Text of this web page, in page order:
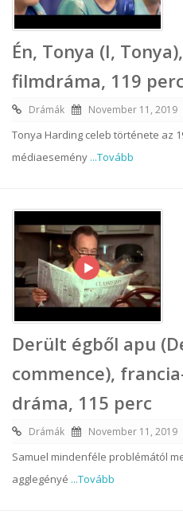
Én, Tonya (I,
filmdráma, 119 perc
Drámák November 11, 2019
Tonya Harding celeb története az
médiaesemény ...Tovább
Derült égből apu
commence),
dráma, 115 perc
Drámák November 11, 2019
Samuel mindenféle problémától
agglegényé ...Tovább